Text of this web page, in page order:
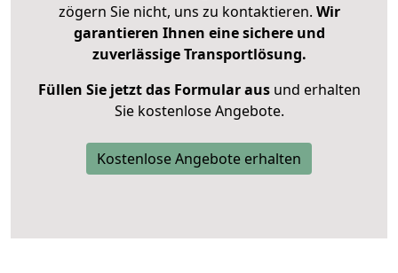
zögern Sie nicht, uns zu kontaktieren. Wir
garantieren Ihnen eine sichere und
zuverlässige Transportlösung.
Füllen Sie jetzt das Formular ausund erhalten
Sie kostenlose Angebote.
Kostenlose Angebote erhalten